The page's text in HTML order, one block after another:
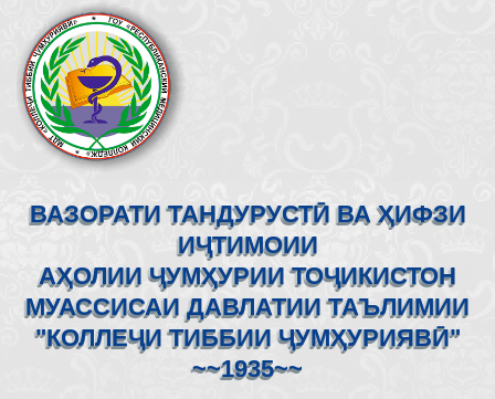
ВАЗОРАТИ ТАНДУРУСТӢ ВА ҲИФЗИ
ИҶТИМОИИ
АҲОЛИИ ҶУМҲУРИИ ТОҶИКИСТОН
МУАССИСАИ ДАВЛАТИИ ТАЪЛИМИИ
"КОЛЛЕҶИ ТИББИИ ҶУМҲУРИЯВӢ"
~~1935~~